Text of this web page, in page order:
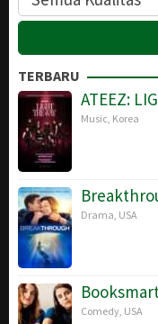
TERBARU
ATEEZ:
Music Korea
Drama USA
Comedy USA